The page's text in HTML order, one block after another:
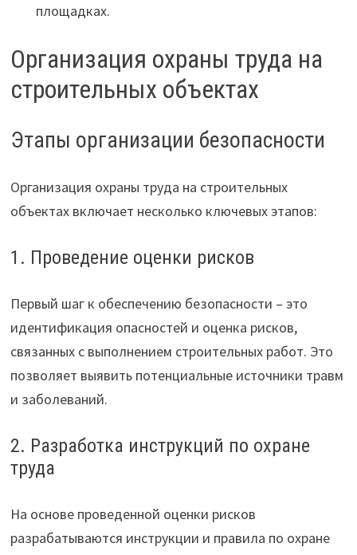
площадках.
Организация охраны труда на
строительных объектах
Этапы организации безопасности
Организация охраны труда на строительных
объектах включает несколько ключевых этапов:
1. Проведение оценки рисков
Первый шаг к обеспечению безопасности – это
идентификация опасностей и оценка рисков,
связанных с выполнением строительных работ. Это
позволяет выявить потенциальные источники травм
и заболеваний.
2. Разработка инструкций по охране
труда
На основе проведенной оценки рисков
разрабатываются инструкции и правила по охране